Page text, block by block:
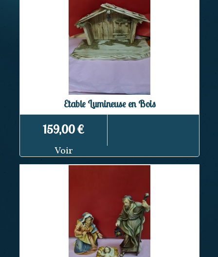
Etable Lumineuse en Bois
159,00 €
Voir